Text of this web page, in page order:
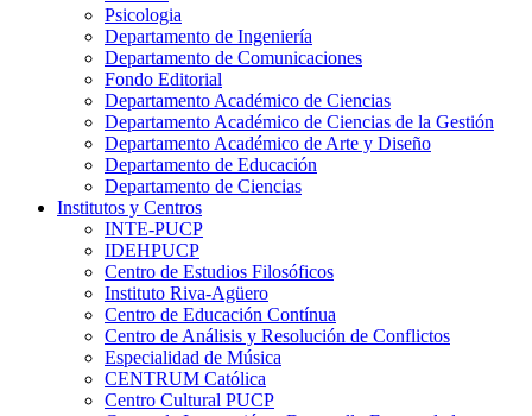
Psicologia
Departamento de Ingeniería
Departamento de Comunicaciones
Fondo Editorial
Departamento Académico de Ciencias
Departamento Académico de Ciencias de la Gestión
Departamento Académico de Arte y Diseño
Departamento de Educación
Departamento de Ciencias
Institutos y Centros
INTE-PUCP
IDEHPUCP
Centro de Estudios Filosóficos
Instituto Riva-Agüero
Centro de Educación Contínua
Centro de Análisis y Resolución de Conflictos
Especialidad de Música
CENTRUM Católica
Centro Cultural PUCP